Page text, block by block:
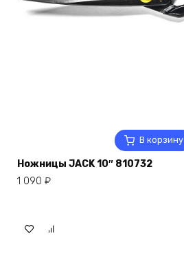
В корзину
Ножницы JACK 10″ 810732
1 090 ₽